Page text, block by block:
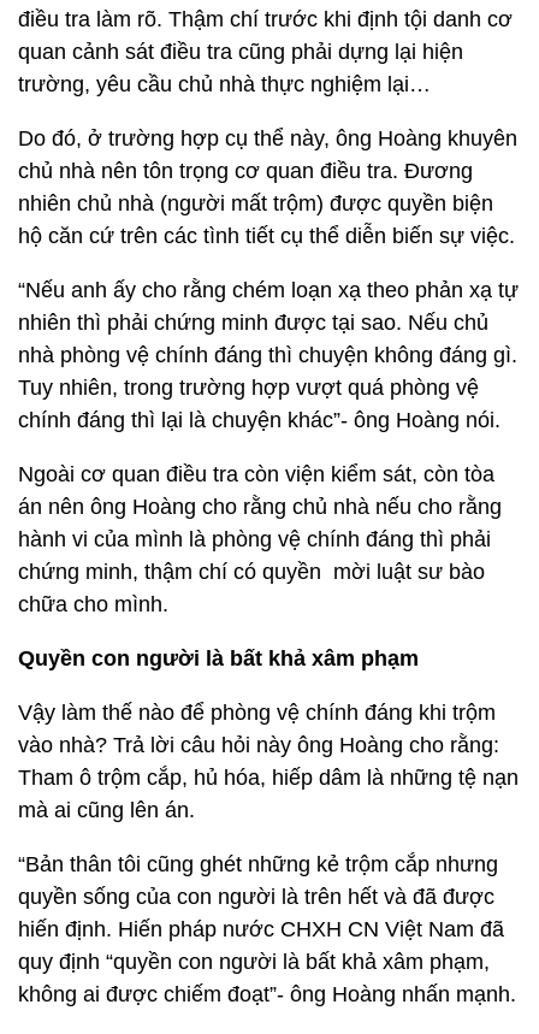
điều tra làm rõ. Thậm chí trước khi định tội danh cơ
quan cảnh sát điều tra cũng phải dựng lại hiện
trường, yêu cầu chủ nhà thực nghiệm lại…
Do đó, ở trường hợp cụ thể này, ông Hoàng khuyên
chủ nhà nên tôn trọng cơ quan điều tra. Đương
nhiên chủ nhà (người mất trộm) được quyền biện
hộ căn cứ trên các tình tiết cụ thể diễn biến sự việc.
“Nếu anh ấy cho rằng chém loạn xạ theo phản xạ tự
nhiên thì phải chứng minh được tại sao. Nếu chủ
nhà phòng vệ chính đáng thì chuyện không đáng gì.
Tuy nhiên, trong trường hợp vượt quá phòng vệ
chính đáng thì lại là chuyện khác”- ông Hoàng nói.
Ngoài cơ quan điều tra còn viện kiểm sát, còn tòa
án nên ông Hoàng cho rằng chủ nhà nếu cho rằng
hành vi của mình là phòng vệ chính đáng thì phải
chứng minh, thậm chí có quyền mời luật sư bào
chữa cho mình.
Quyền con người là bất khả xâm phạm
Vậy làm thế nào để phòng vệ chính đáng khi trộm
vào nhà? Trả lời câu hỏi này ông Hoàng cho rằng:
Tham ô trộm cắp, hủ hóa, hiếp dâm là những tệ nạn
mà ai cũng lên án.
“Bản thân tôi cũng ghét những kẻ trộm cắp nhưng
quyền sống của con người là trên hết và đã được
hiến định. Hiến pháp nước CHXH CN Việt Nam đã
quy định “quyền con người là bất khả xâm phạm,
không ai được chiếm đoạt”- ông Hoàng nhấn mạnh.